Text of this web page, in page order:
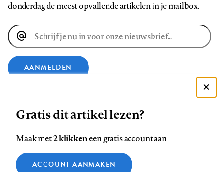
donderdag de meest opvallende artikelen in je mailbox.
E-
mailadres
AANMELDEN
op
op
op
ons
op
Contact Colofon Disclaimer Privacy
Zie onze cookie policy
Gratis dit artikel lezen?
Maak met2 klikkeneen gratis account aan
ACCOUNT AANMAKEN